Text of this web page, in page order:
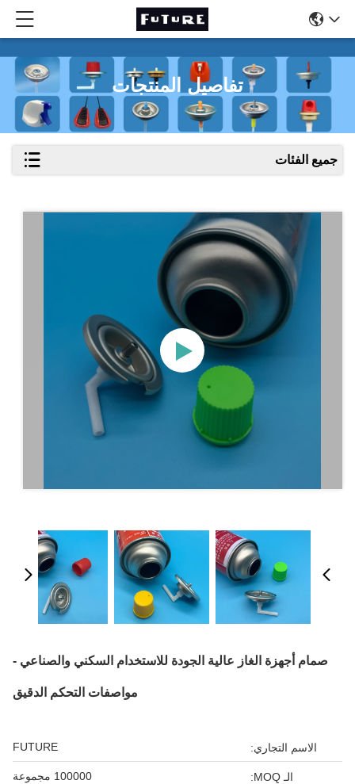
تفاصيل المنتجات
جميع الفئات
صمام أجهزة الغاز عالية الجودة للاستخدام السكني والصناعي -
مواصفات التحكم الدقيق
الاسم التجاري: FUTURE
الـ MOQ: 100000 مجموعة